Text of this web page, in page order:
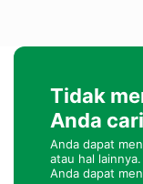
Tidak
Anda
Anda dapat
atau hal lainnya.
Anda dapat